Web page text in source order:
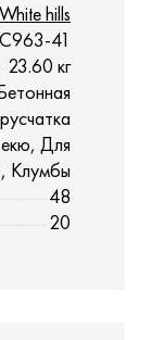
White hills
41
23.60 кг
Для
Клумбы
48
20